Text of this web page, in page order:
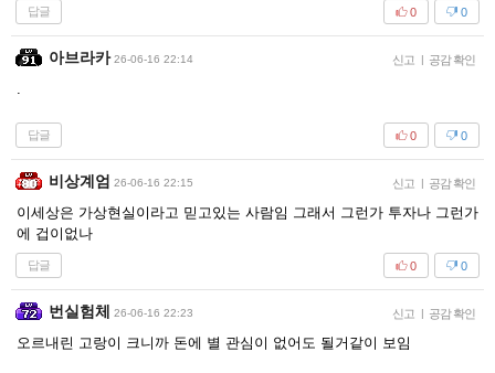
답글 0
0
아브라카 26-06-16 22:14 신고 | 공감 확인
.
답글 0
0
비상계엄 26-06-16 22:15 신고 | 공감 확인
이세상은 가상현실이라고 믿고있는 사람임 그래서 그런가 투자나 그런가
에 겁이없나
답글 0
0
번실험체 26-06-16 22:23 신고 | 공감 확인
오르내린 고랑이 크니까 돈에 별 관심이 없어도 될거같이 보임